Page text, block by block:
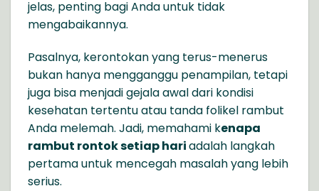
jelas, penting bagi Anda untuk tidak
mengabaikannya.
Pasalnya, kerontokan yang terus-menerus
bukan hanya mengganggu penampilan, tetapi
juga bisa menjadi gejala awal dari kondisi
kesehatan tertentu atau tanda folikel rambut
Anda melemah. Jadi, memahami kenapa
rambut rontok setiap hariadalah langkah
pertama untuk mencegah masalah yang lebih
serius.